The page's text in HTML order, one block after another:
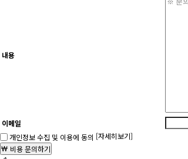
내용
이메일
개인정보 수집 및 이용에 동의 [자세히보기]
비용 문의하기